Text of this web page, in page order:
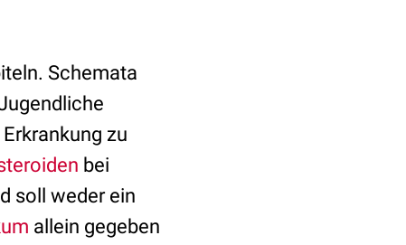
Schemata
zu
bei
soll weder ein
allein gegeben